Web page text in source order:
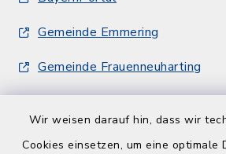
Wir weisen darauf hin, dass wir
Cookies einsetzen, um eine optimale
Gemeinde Emmering
Gemeinde Frauenneuharting